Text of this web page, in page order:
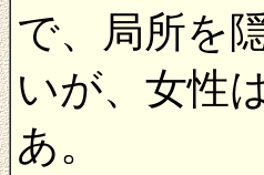
で、局所を
いが、女性
あ。